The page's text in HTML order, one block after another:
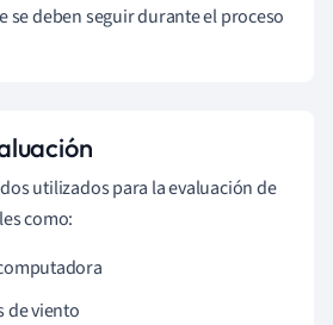
se deben seguir durante el proceso
utilizados para la evaluación de
como:
de viento